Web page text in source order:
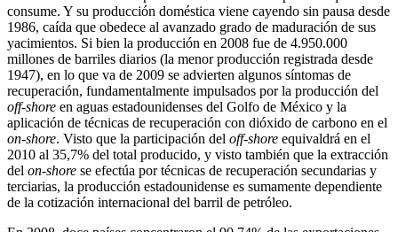
consume. Y su producción doméstica viene cayendo sin pausa desde
1986, caída que obedece al avanzado grado de maduración de sus
yacimientos. Si bien la producción en 2008 fue de 4.950.000
millones de barriles diarios (la menor producción registrada desde
1947), en lo que va de 2009 se advierten algunos síntomas de
recuperación, fundamentalmente impulsados por la producción del
off-shore en aguas estadounidenses del Golfo de México y la
aplicación de técnicas de recuperación con dióxido de carbono en el
on-shore. Visto que la participación del off-shore equivaldrá en el
2010 al 35,7% del total producido, y visto también que la extracción
del on-shore se efectúa por técnicas de recuperación secundarias y
terciarias, la producción estadounidense es sumamente dependiente
de la cotización internacional del barril de petróleo.